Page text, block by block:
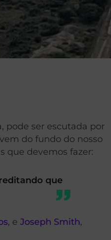
pode ser escutada por
do fundo do nosso
que devemos fazer:
que
, eJoseph Smith,